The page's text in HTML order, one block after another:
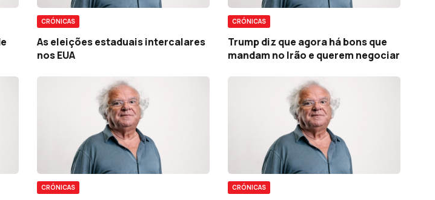
CRÓNICAS
As eleições estaduais intercalares
nos EUA
CRÓNICAS
Trump diz que agora há bons que
mandam no Irão e querem negociar
CRÓNICAS CRÓNICAS